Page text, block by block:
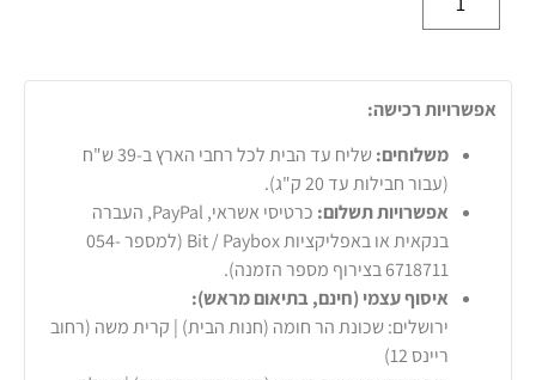
אפשרויות רכישה:
משלוחים:
שליח עד הבית לכל רחבי הארץ ב-39 ש"ח
(עבור חבילות עד 20 ק"ג).
אפשרויות תשלום:
כרטיסי אשראי, PayPal, העברה
בנקאית או באפליקציות Bit / Paybox (למספר 054-
6718711 בצירוף מספר הזמנה).
איסוף עצמי (חינם, בתיאום מראש):
ירושלים: שכונת הר חומה (חנות הבית) | קרית משה (רחוב
ריינס 12)